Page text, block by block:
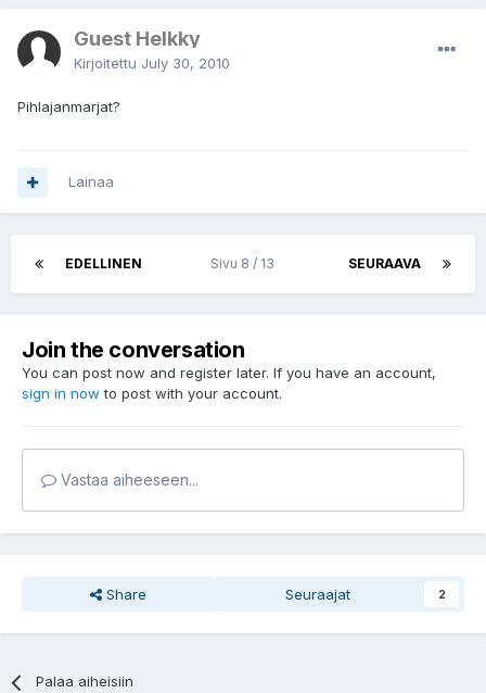
Guest Helkky
Kirjoitettu July 30, 2010
Pihlajanmarjat?
Lainaa
EDELLINEN SEURAAVA
Sivu 8 / 13
Join the conversation
You can post now and register later. If you have an account,
sign in now to post with your account.
Vastaa aiheeseen...
Share Seuraajat 2
Palaa aiheisiin